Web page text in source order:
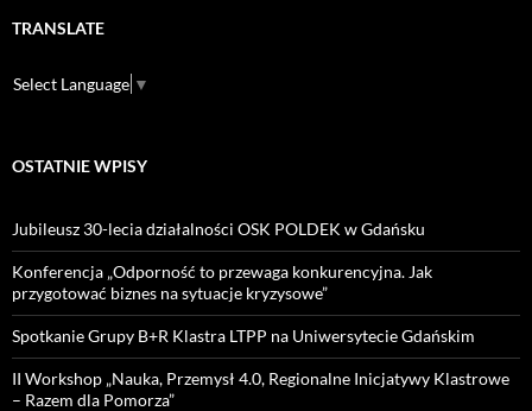
TRANSLATE
Select Language ▼
OSTATNIE WPISY
Jubileusz 30-lecia działalności OSK POLDEK w Gdańsku
Konferencja „Odporność to przewaga konkurencyjna. Jak
przygotować biznes na sytuacje kryzysowe”
Spotkanie Grupy B+R Klastra LTPP na Uniwersytecie Gdańskim
II Workshop „Nauka, Przemysł 4.0, Regionalne Inicjatywy Klastrowe
– Razem dla Pomorza”